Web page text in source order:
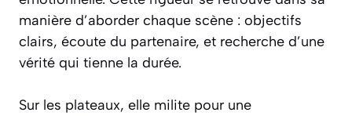
manière d’aborder chaque scène : objectifs
clairs, écoute du partenaire, et recherche d’une
vérité qui tienne la durée.
Sur les plateaux, elle milite pour une